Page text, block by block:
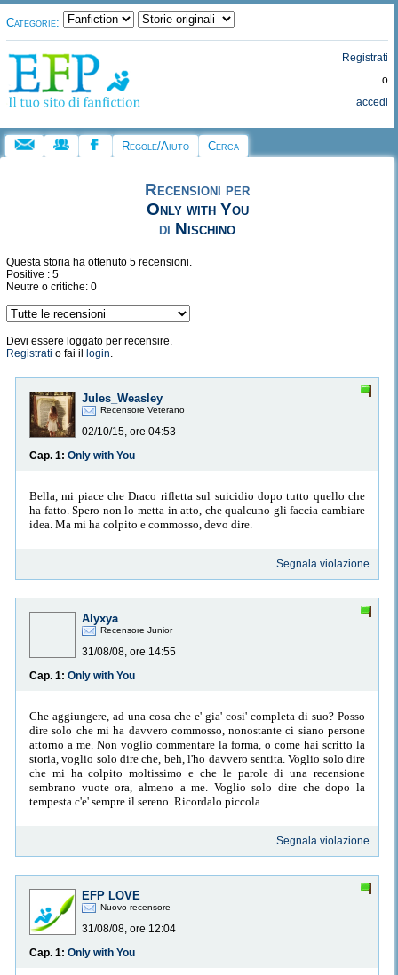
Categorie:
Registrati
o
accedi
Regole/Aiuto Cerca
Recensioni per
Only with You
di Nischino
Questa storia ha ottenuto 5 recensioni.
Positive : 5
Neutre o critiche: 0
Devi essere loggato per recensire.
Registrati o fai il login.
Jules_Weasley
Recensore Veterano
02/10/15, ore 04:53
Cap. 1: Only with You
Bella, mi piace che Draco rifletta sul suicidio dopo tutto quello che
ha fatto. Spero non lo metta in atto, che qualcuno gli faccia cambiare
idea. Ma mi ha colpito e commosso, devo dire.
Segnala violazione
Alyxya
Recensore Junior
31/08/08, ore 14:55
Cap. 1: Only with You
Che aggiungere, ad una cosa che e' gia' cosi' completa di suo? Posso
dire solo che mi ha davvero commosso, nonostante ci siano persone
attorno a me. Non voglio commentare la forma, o come hai scritto la
storia, voglio solo dire che, beh, l'ho davvero sentita. Voglio solo dire
che mi ha colpito moltissimo e che le parole di una recensione
sembrano vuote ora, almeno a me. Voglio solo dire che dopo la
tempesta c'e' sempre il sereno. Ricordalo piccola.
Segnala violazione
EFP LOVE
Nuovo recensore
31/08/08, ore 12:04
Cap. 1: Only with You